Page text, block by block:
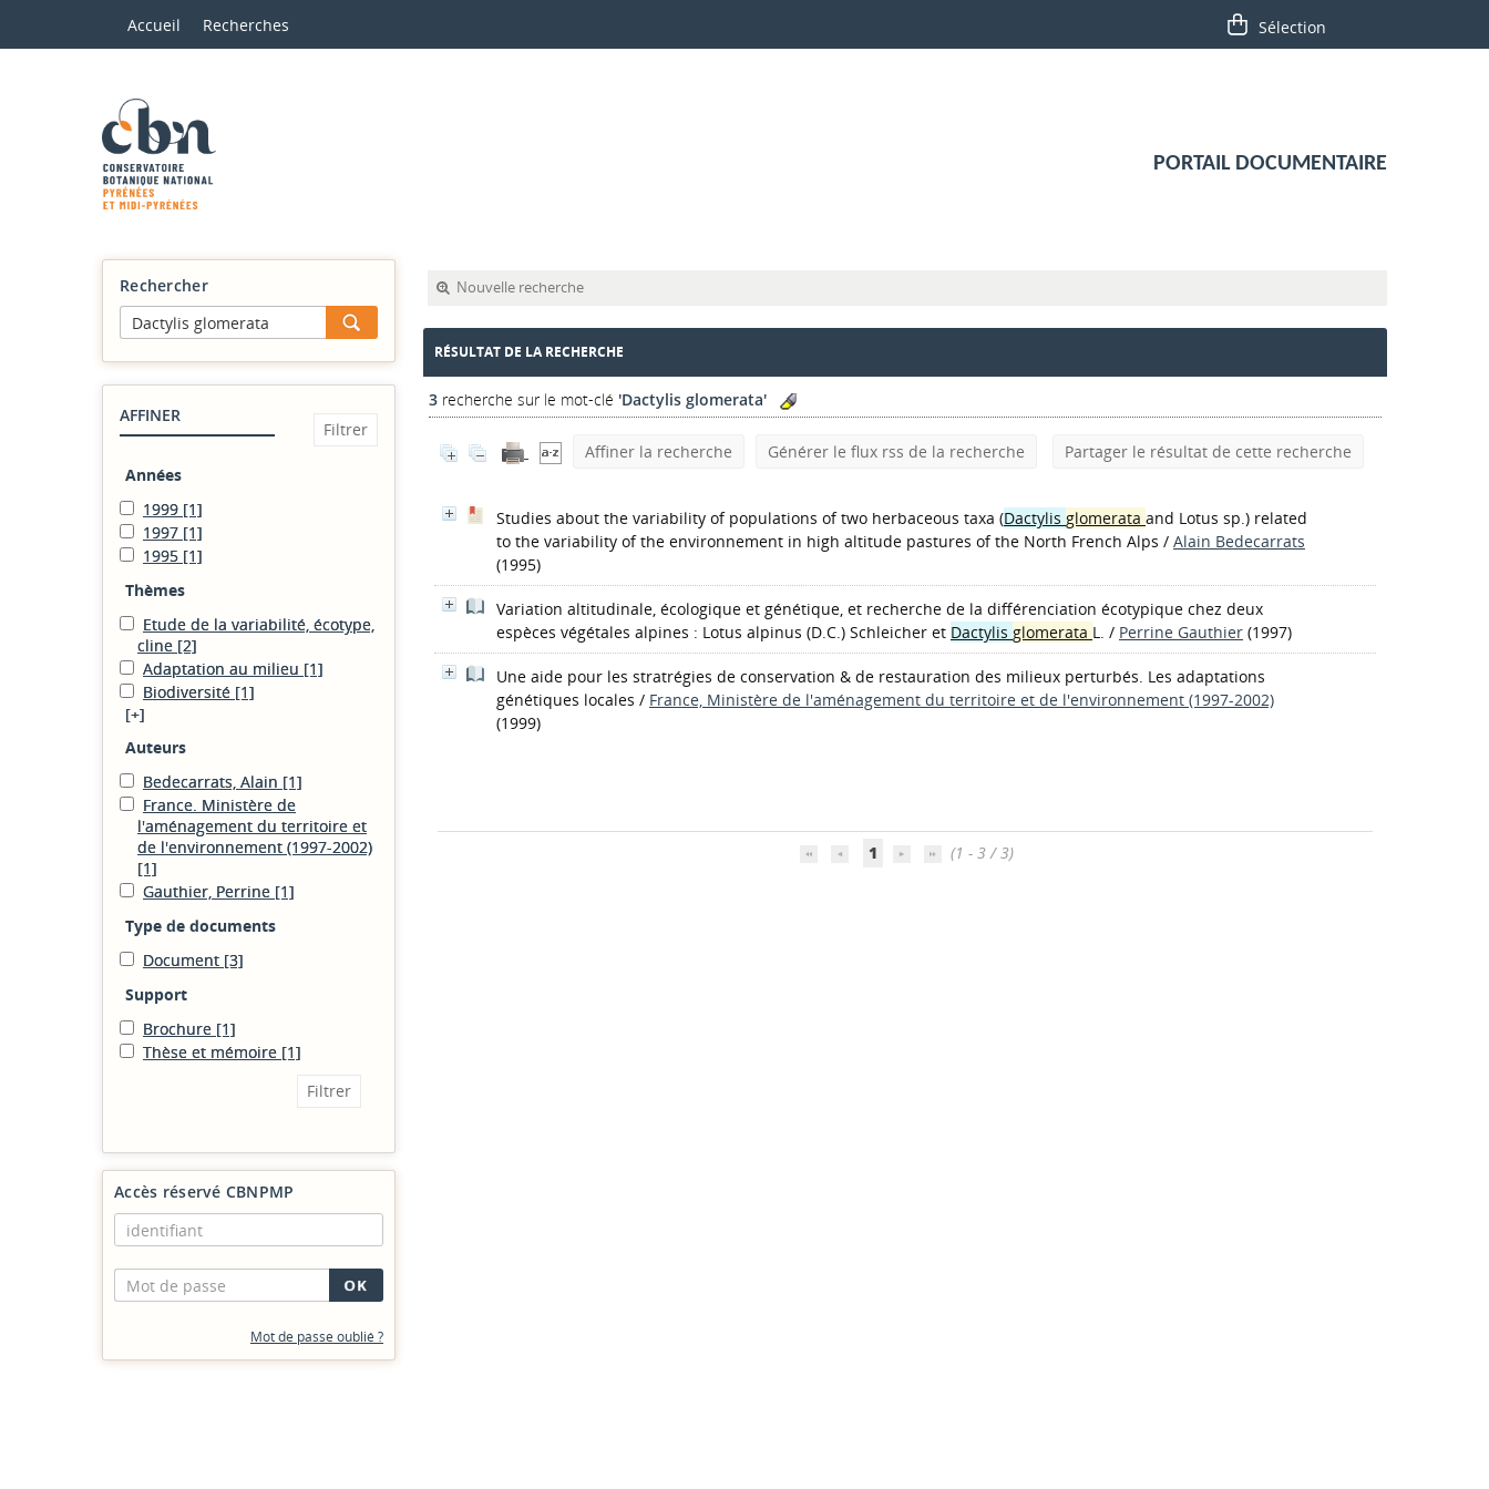
Accueil Recherches
PORTAIL DOCUMENTAIRE
Rechercher
AFFINER
Années
1999 [1]
1997 [1]
1995 [1]
Thèmes
Etude de la variabilité, écotype,
cline [2]
Adaptation au milieu [1]
Biodiversité [1]
[+]
Auteurs
Bedecarrats, Alain [1]
France. Ministère de
l'aménagement du territoire et
de l'environnement (1997-2002)
[1]
Gauthier, Perrine [1]
Type de documents
Document [3]
Support
Brochure [1]
Thèse et mémoire [1]
Accès réservé CBNPMP
Mot de passe oublié ?
Nouvelle recherche
RÉSULTAT DE LA RECHERCHE
3 recherche sur le mot-clé 'Dactylis glomerata'
Affiner la recherche Générer le flux rss de la recherche Partager le résultat de cette recherche
Studies about the variability of populations of two herbaceous taxa (Dactylis glomerata and Lotus sp.) related
to the variability of the environnement in high altitude pastures of the North French Alps / Alain Bedecarrats
(1995)
Variation altitudinale, écologique et génétique, et recherche de la différenciation écotypique chez deux
espèces végétales alpines : Lotus alpinus (D.C.) Schleicher et Dactylis glomerata L. / Perrine Gauthier (1997)
Une aide pour les stratrégies de conservation & de restauration des milieux perturbés. Les adaptations
génétiques locales / France, Ministère de l'aménagement du territoire et de l'environnement (1997-2002)
(1999)
1 (1 - 3 / 3)